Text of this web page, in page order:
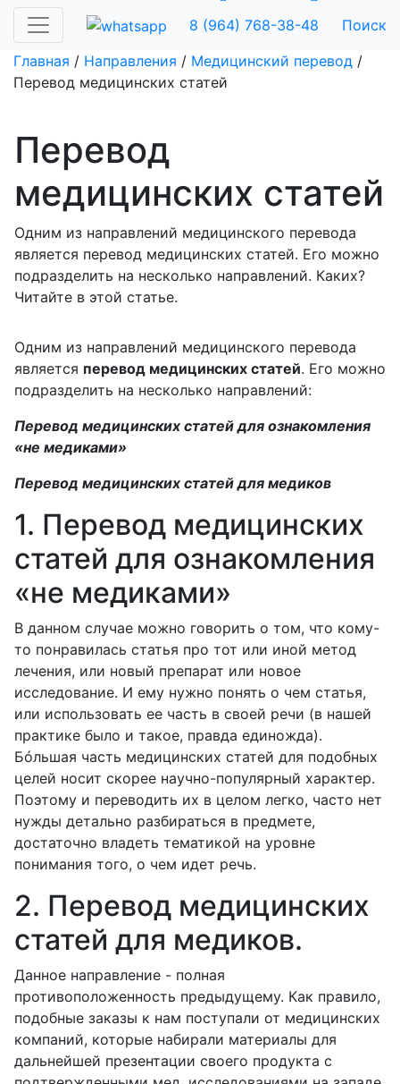
Заказать
Рассчитать
8 (964) 768-38-48
Поиск
Главная / Направления / Медицинский перевод /
Перевод медицинских статей
Перевод
медицинских статей
Одним из направлений медицинского перевода
является перевод медицинских статей. Его можно
подразделить на несколько направлений. Каких?
Читайте в этой статье.
Одним из направлений медицинского перевода
является перевод медицинских статей. Его можно
подразделить на несколько направлений:
Перевод медицинских статей для ознакомления
«не медиками»
Перевод медицинских статей для медиков
1. Перевод медицинских
статей для ознакомления
«не медиками»
В данном случае можно говорить о том, что кому-
то понравилась статья про тот или иной метод
лечения, или новый препарат или новое
исследование. И ему нужно понять о чем статья,
или использовать ее часть в своей речи (в нашей
практике было и такое, правда единожда).
Бóльшая часть медицинских статей для подобных
целей носит скорее научно-популярный характер.
Поэтому и переводить их в целом легко, часто нет
нужды детально разбираться в предмете,
достаточно владеть тематикой на уровне
понимания того, о чем идет речь.
2. Перевод медицинских
статей для медиков.
Данное направление - полная
противоположенность предыдущему. Как правило,
подобные заказы к нам поступали от медицинских
компаний, которые набирали материалы для
дальнейшей презентации своего продукта с